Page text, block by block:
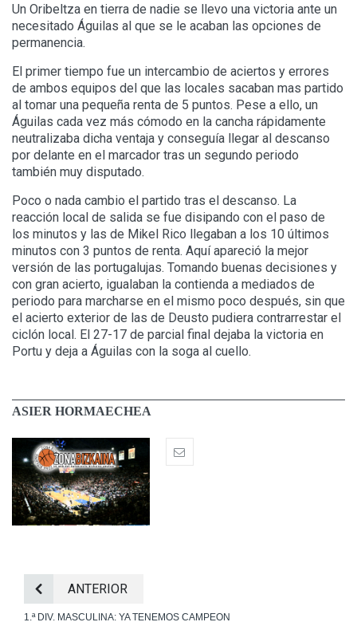
Un Oribeltza en tierra de nadie se llevo una victoria ante un
necesitado Águilas al que se le acaban las opciones de
permanencia.
El primer tiempo fue un intercambio de aciertos y errores
de ambos equipos del que las locales sacaban mas partido
al tomar una pequeña renta de 5 puntos. Pese a ello, un
Águilas cada vez más cómodo en la cancha rápidamente
neutralizaba dicha ventaja y conseguía llegar al descanso
por delante en el marcador tras un segundo periodo
también muy disputado.
Poco o nada cambio el partido tras el descanso. La
reacción local de salida se fue disipando con el paso de
los minutos y las de Mikel Rico llegaban a los 10 últimos
minutos con 3 puntos de renta. Aquí apareció la mejor
versión de las portugalujas. Tomando buenas decisiones y
con gran acierto, igualaban la contienda a mediados de
periodo para marcharse en el mismo poco después, sin que
el acierto exterior de las de Deusto pudiera contrarrestar el
ciclón local. El 27-17 de parcial final dejaba la victoria en
Portu y deja a Águilas con la soga al cuello.
ASIER HORMAECHEA
ANTERIOR
1.ª DIV. MASCULINA: YA TENEMOS CAMPEON